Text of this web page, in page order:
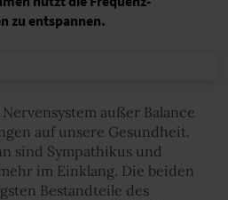
zu entspannen.
außer Balance
auf unsere Gesundheit.
sind Sympathikus und
im Einklang. Die beiden
Bestandteile des